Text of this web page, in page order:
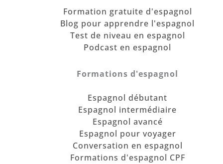
Formation gratuite d'espagnol
Blog pour apprendre l'espagnol
Test de niveau en espagnol
Podcast en espagnol
Formations d'espagnol
Espagnol débutant
Espagnol intermédiaire
Espagnol avancé
Espagnol pour voyager
Conversation en espagnol
Formations d'espagnol CPF